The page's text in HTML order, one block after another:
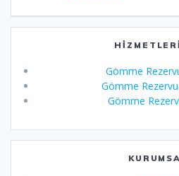
Gömme
Gömme
Gömme